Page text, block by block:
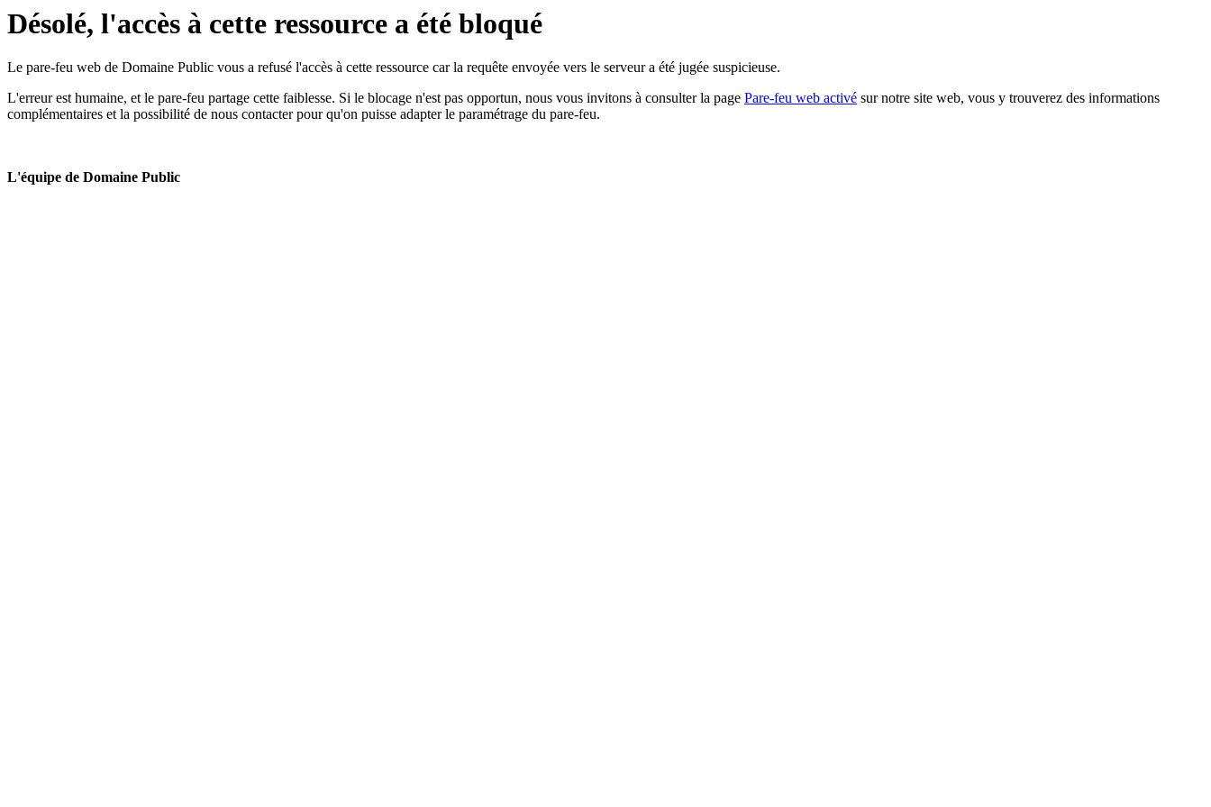
Désolé, l'accès à cette ressource a été bloqué
Le pare-feu web de Domaine Public vous a refusé l'accès à cette ressource car la requête envoyée vers le serveur a été jugée suspicieuse.
L'erreur est humaine, et le pare-feu partage cette faiblesse. Si le blocage n'est pas opportun, nous vous invitons à consulter la page Pare-feu web activé sur notre site web, vous y trouverez des informations
complémentaires et la possibilité de nous contacter pour qu'on puisse adapter le paramétrage du pare-feu.
L'équipe de Domaine Public